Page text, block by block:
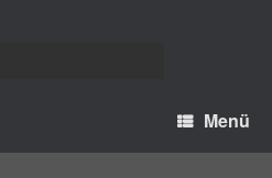
Menü